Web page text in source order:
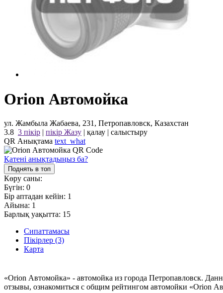
Orion Автомойка
ул. Жамбыла Жабаева, 231, Петропавловск, Казахстан
3.8 3 пікір | пікір Жазу | қалау | салыстыру
QR Анықтама text_what
Қатені анықтадыңыз ба?
Поднять в топ
Көру саны:
Бүгін: 0
Бір аптадан кейін: 1
Айына: 1
Барлық уақытта: 15
Сипаттамасы
Пікірлер (3)
Карта
«Orion Автомойка» - автомойка из города Петропавловск.
отзывы, ознакомиться с общим рейтингом автомойки «Orion